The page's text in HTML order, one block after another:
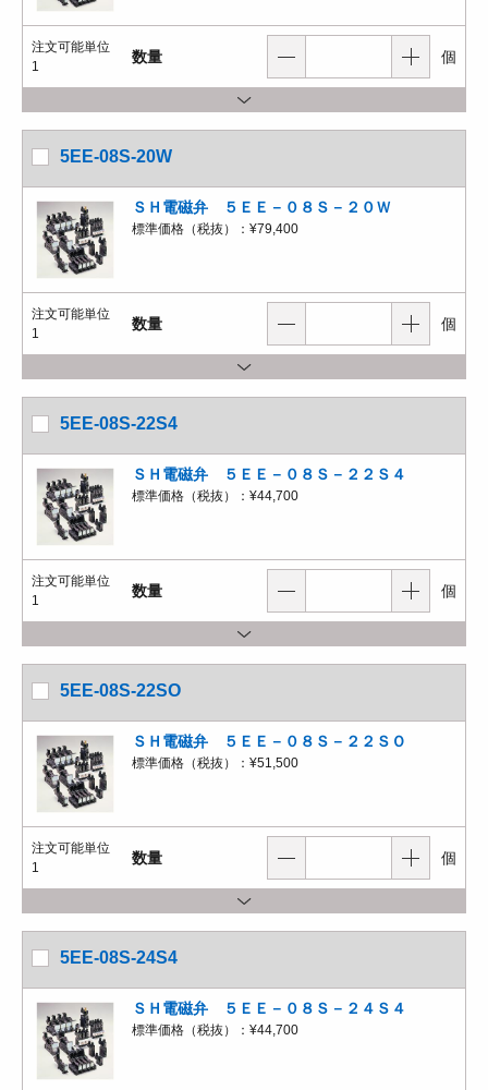
注文可能単位
1
数量 個
5EE-08S-20W
ＳＨ電磁弁 ５ＥＥ－０８Ｓ－２０Ｗ
標準価格（税抜）： ¥79,400
注文可能単位
1
数量 個
5EE-08S-22S4
ＳＨ電磁弁 ５ＥＥ－０８Ｓ－２２Ｓ４
標準価格（税抜）： ¥44,700
注文可能単位
1
数量 個
5EE-08S-22SO
ＳＨ電磁弁 ５ＥＥ－０８Ｓ－２２ＳＯ
標準価格（税抜）： ¥51,500
注文可能単位
1
数量 個
5EE-08S-24S4
ＳＨ電磁弁 ５ＥＥ－０８Ｓ－２４Ｓ４
標準価格（税抜）： ¥44,700